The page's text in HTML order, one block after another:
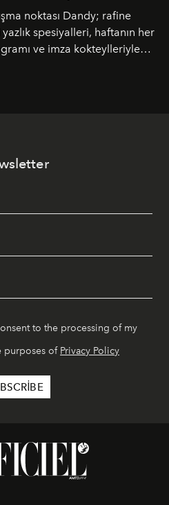
noktası Dandy; rafine
spesiyalleri, haftanın her
ve imza kokteylleriyle
to the processing of my
purposes of Privacy Policy